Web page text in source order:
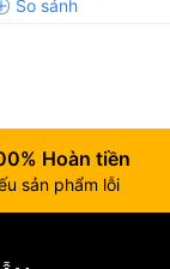
Hoàn tiền
sản phẩm lỗi